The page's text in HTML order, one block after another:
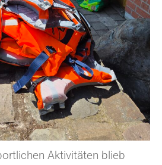
Aktivitäten blieb